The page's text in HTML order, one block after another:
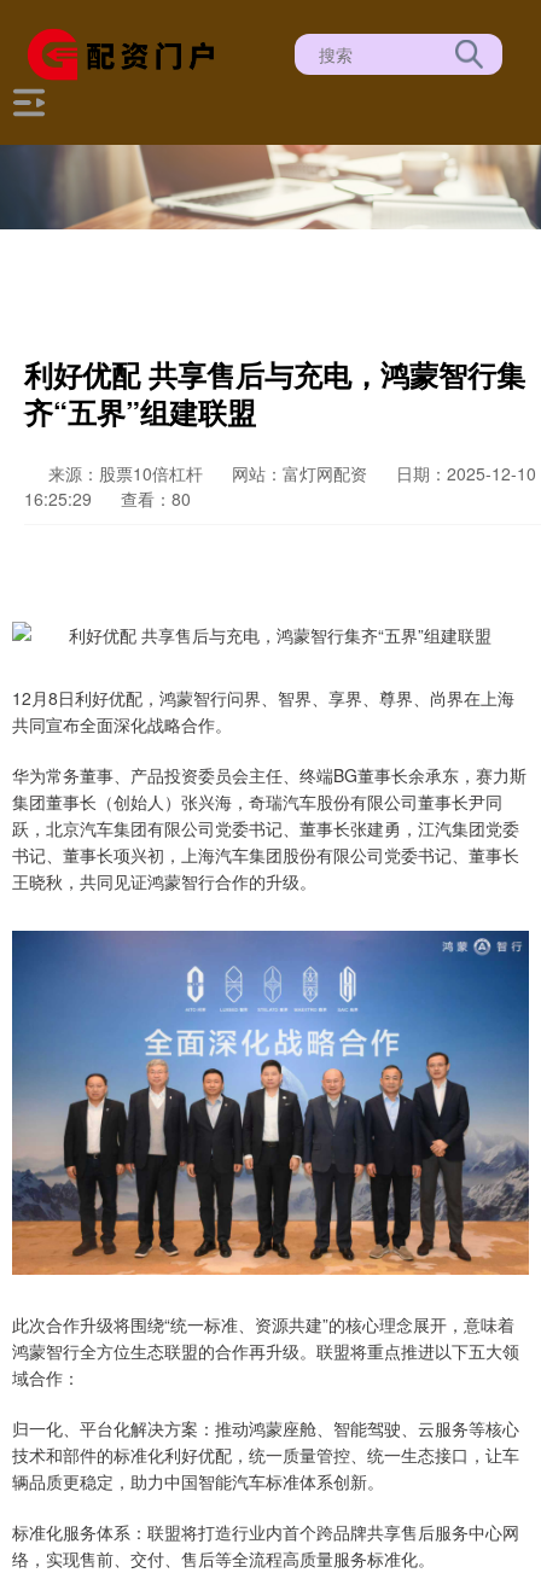
利好优配 共享售后与充电，鸿蒙智行集
齐“五界”组建联盟
来源：股票10倍杠杆 网站：富灯网配资
日期：2025-12-10
16:25:29
查看：80
12月8日利好优配，鸿蒙智行问界、智界、享界、尊界、尚界在上海
共同宣布全面深化战略合作。
华为常务董事、产品投资委员会主任、终端BG董事长余承东，赛力斯
集团董事长（创始人）张兴海，奇瑞汽车股份有限公司董事长尹同
跃，北京汽车集团有限公司党委书记、董事长张建勇，江汽集团党委
书记、董事长项兴初，上海汽车集团股份有限公司党委书记、董事长
王晓秋，共同见证鸿蒙智行合作的升级。
此次合作升级将围绕“统一标准、资源共建”的核心理念展开，意味着
鸿蒙智行全方位生态联盟的合作再升级。联盟将重点推进以下五大领
域合作：
归一化、平台化解决方案：推动鸿蒙座舱、智能驾驶、云服务等核心
技术和部件的标准化利好优配，统一质量管控、统一生态接口，让车
辆品质更稳定，助力中国智能汽车标准体系创新。
标准化服务体系：联盟将打造行业内首个跨品牌共享售后服务中心网
络，实现售前、交付、售后等全流程高质量服务标准化。